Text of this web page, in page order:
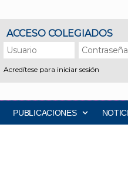
PUBLICACIONES